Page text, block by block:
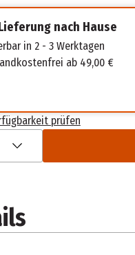
nach Hause
in 2 - 3 Werktagen
ab 49,00 €
prüfen